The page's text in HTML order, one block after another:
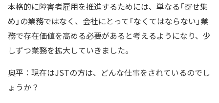
本格的に障害者雇用を推進するためには、単なる「寄せ集
め」の業務ではなく、会社にとって「なくてはならない」業
務で存在価値を高める必要があると考えるようになり、少
しずつ業務を拡大していきました。
奥平：現在はJSTの方は、どんな仕事をされているのでし
ょうか？